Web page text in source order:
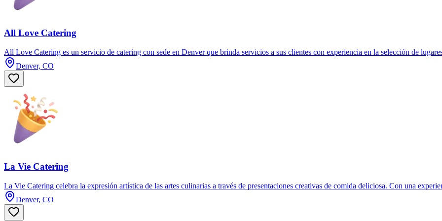
All Love Catering
All Love Catering es un servicio de catering con sede en Denver que brinda servicios a sus clientes con experiencia en la selección de
Denver, CO
La Vie Catering
La Vie Catering celebra la expresión artística de las artes culinarias a través de presentaciones creativas de comida deliciosa. Con una
Denver, CO